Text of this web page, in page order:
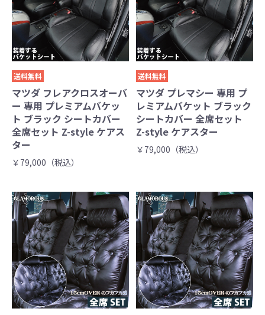
送料無料
マツダ フレアクロスオーバ
ー 専用 プレミアムバケッ
ト ブラック シートカバー
全席セット Z-style ケアス
ター
￥79,000（税込）
送料無料
マツダ プレマシー 専用 プ
レミアムバケット ブラック
シートカバー 全席セット
Z-style ケアスター
￥79,000（税込）